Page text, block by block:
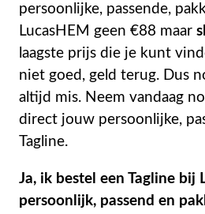
persoonlijke, passende,
LucasHEM geen €88 maar
laagste prijs die je kunt
niet goed, geld terug. Dus
altijd mis. Neem vandaag
direct jouw persoonlijke,
Tagline.
Ja, ik bestel een Tagline bij
persoonlijk, passend en